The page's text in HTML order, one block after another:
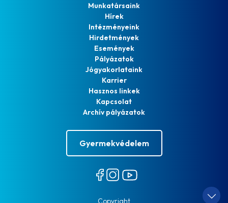
Munkatársaink
Hírek
Intézményeink
Hirdetmények
Események
Pályázatok
Jógyakorlataink
Karrier
Hasznos linkek
Kapcsolat
Archív pályázatok
Gyermekvédelem
Copyright